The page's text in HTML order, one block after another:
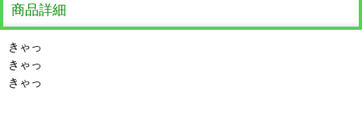
商品詳細
きゃっ
きゃっ
きゃっ